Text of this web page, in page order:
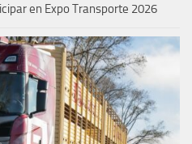
en Expo Transporte 2026